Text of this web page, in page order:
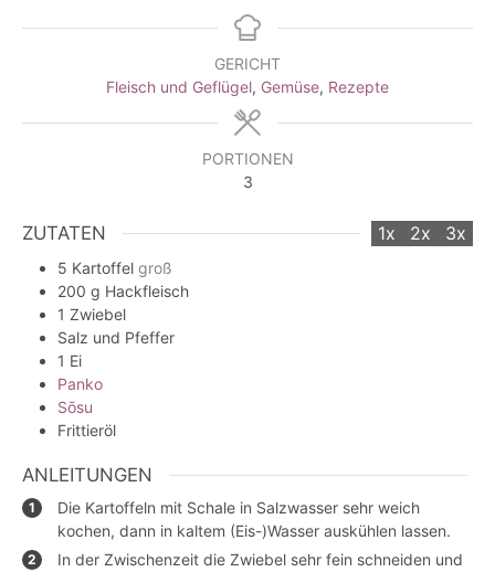
GERICHT
Fleisch und Geflügel, Gemüse, Rezepte
PORTIONEN
3
ZUTATEN 1x 2x 3x
5 Kartoffel groß
200 g Hackfleisch
1 Zwiebel
Salz und Pfeffer
1 Ei
Panko
Sōsu
Frittieröl
ANLEITUNGEN
Die Kartoffeln mit Schale in Salzwasser sehr weich
kochen, dann in kaltem (Eis-)Wasser auskühlen lassen.
In der Zwischenzeit die Zwiebel sehr fein schneiden und